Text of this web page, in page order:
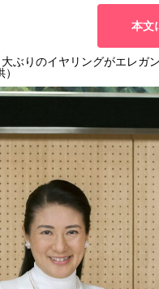
本文
ぶりのイヤリングがエレガ